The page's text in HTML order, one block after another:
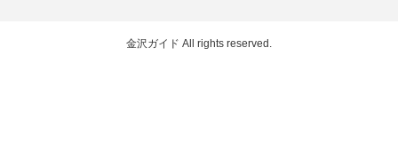
金沢ガイド All rights reserved.